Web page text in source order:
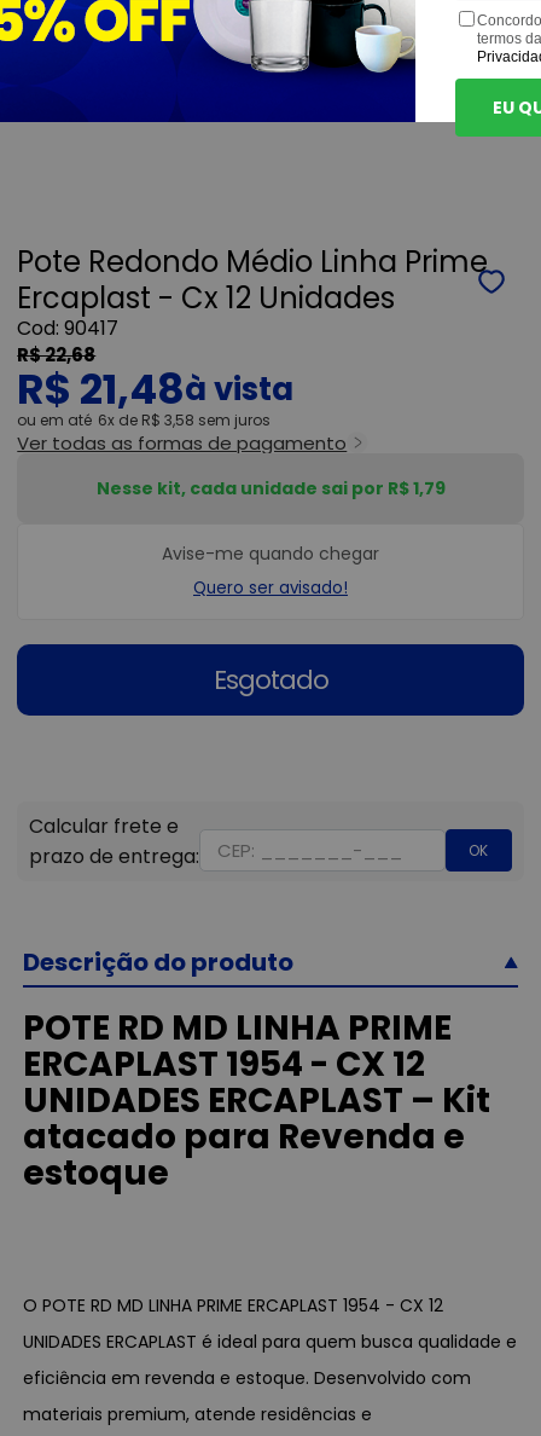
Pote Redondo Médio Linha Prime
Ercaplast - Cx 12 Unidades
90417
R$ 22,68
R$ 21,48
ou 6x de R$ 3,58 sem juros
Ver todas as formas de pagamento
Esgotado
Avise-me quando chegar
Quero ser avisado!
OK
Nesse kit, cada unidade sai por R$ 1,79
Descrição do produto
POTE RD MD LINHA PRIME
ERCAPLAST 1954 - CX 12
UNIDADES ERCAPLAST – Kit
atacado para Revenda e
estoque
O POTE RD MD LINHA PRIME ERCAPLAST 1954 - CX 12
UNIDADES ERCAPLAST é ideal para quem busca qualidade e
eficiência em revenda e estoque. Desenvolvido com
materiais premium, atende residências e
termos
EU